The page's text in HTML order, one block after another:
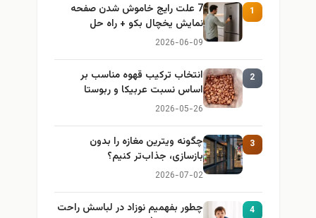
1
7 علت رایج خاموش شدن صفحه
نمایش یخچال بکو + راه حل
2026-06-09
2
انتخاب ترکیب قهوه مناسب بر
اساس نسبت عربیکا و ربوستا
2026-05-26
3
چگونه ویترین مغازه را بدون
بازسازی، جذاب‌تر کنیم؟
2026-07-02
4
چطور بفهمیم نوزاد در لباسش راحت